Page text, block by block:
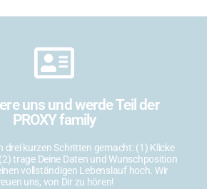
uns und werde Teil der
PROXY family
drei kurzen Schritten gemacht: (1) Klicke
trage Deine Daten und Wunschposition
vollständigen Lebenslauf hoch. Wir
uns, von Dir zu hören!
jetzt Deine Unterlagen und
passende Projekte
Nur zwei Klicks entfernt
Click Here